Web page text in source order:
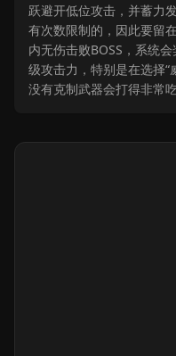
跃避开低位攻击，并蓄力
有次数限制的，因此要留
内无伤击败BOSS，系统
级攻击力，特别是在选择“
没有克制武器会打得非常吃